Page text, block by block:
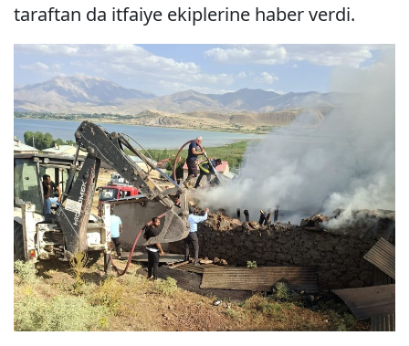
taraftan da itfaiye ekiplerine haber verdi.